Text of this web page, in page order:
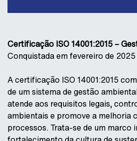
Certificação ISO 14001:2015 –
Conquistada em fevereiro de 2025
A certificação ISO 14001:2015
de um sistema de gestão
atende aos requisitos legais,
ambientais e promove a melhoria
processos. Trata-se de um marco